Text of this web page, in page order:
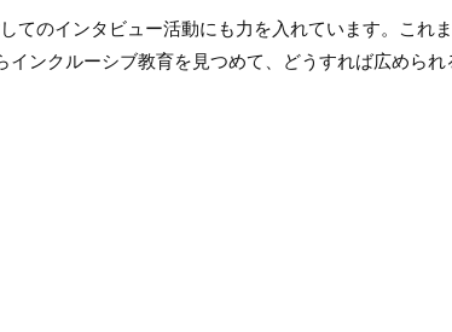
てのインタビュー活動にも力を入れています。これ
ンクルーシブ教育を見つめて、どうすれば広められ